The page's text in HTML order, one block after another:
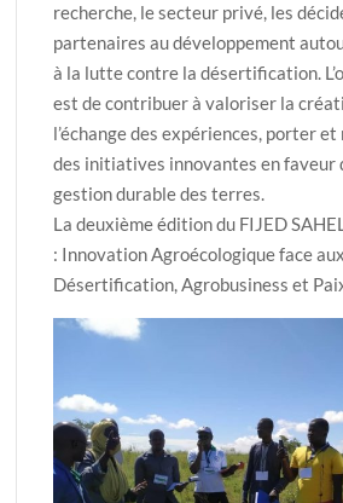
recherche, le secteur privé, les
partenaires au développement
à la lutte contre la désertification.
est de contribuer à valoriser la
l’échange des expériences, porter
des initiatives innovantes en faveur
gestion durable des terres.
La deuxième édition du FIJED
: Innovation Agroécologique face
Désertification, Agrobusiness et